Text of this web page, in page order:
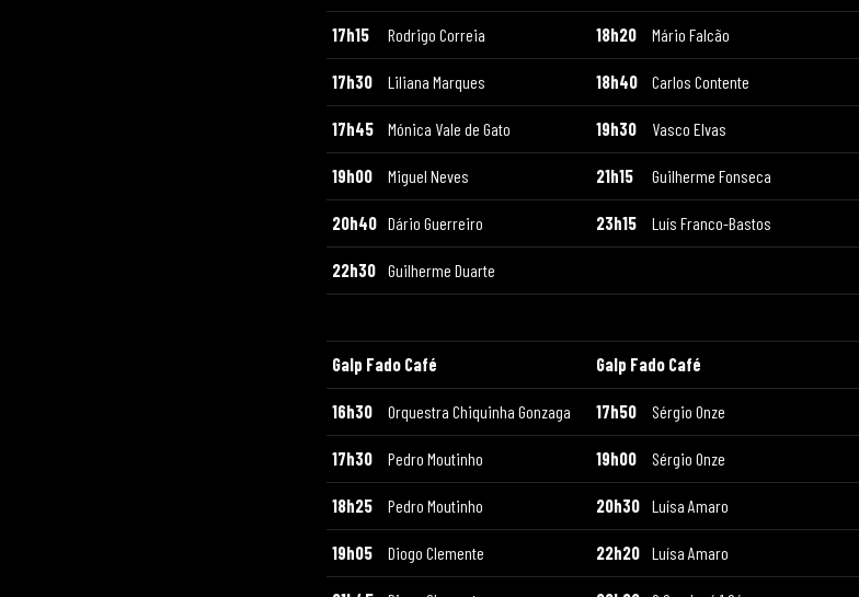
17h15 Rodrigo Correia 18h20 Mário Falcão
17h30 Liliana Marques 18h40 Carlos Contente
17h45 Mónica Vale de Gato 19h30 Vasco Elvas
19h00 Miguel Neves 21h15 Guilherme Fonseca
20h40 Dário Guerreiro 23h15 Luís Franco-Bastos
22h30 Guilherme Duarte
Galp Fado Café Galp Fado Café
16h30 Orquestra Chiquinha Gonzaga 17h50 Sérgio Onze
17h30 Pedro Moutinho 19h00 Sérgio Onze
18h25 Pedro Moutinho 20h30 Luísa Amaro
19h05 Diogo Clemente 22h20 Luísa Amaro